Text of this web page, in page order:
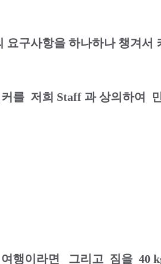
요구사항을 하나하나 챙겨서
를 저희 Staff 과 상의하여
행이라면 그리고 짐을 40